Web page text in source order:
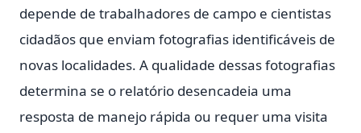
depende de trabalhadores de campo e cientistas
cidadãos que enviam fotografias identificáveis de
novas localidades. A qualidade dessas fotografias
determina se o relatório desencadeia uma
resposta de manejo rápida ou requer uma visita